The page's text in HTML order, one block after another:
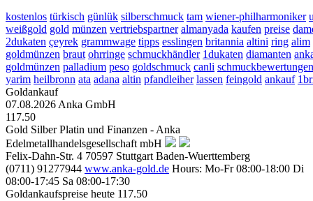
kostenlos türkisch günlük silberschmuck tam wiener-philharmoniker
weißgold gold münzen vertriebspartner almanyada kaufen preise
2dukaten çeyrek grammwage tipps esslingen britannia altini ring alim
goldmünzen braut ohrringe schmuckhändler 1dukaten diamanten
goldmünzen palladium peso goldschmuck canli schmuckbewertungen
yarim heilbronn ata adana altin pfandleiher lassen feingold ankauf
Goldankauf
07.08.2026 Anka GmbH
117.50
Gold Silber Platin und Finanzen - Anka
Edelmetallhandelsgesellschaft mbH
Felix-Dahn-Str. 4 70597 Stuttgart Baden-Wuerttemberg
(0711) 91277944 www.anka-gold.de Hours: Mo-Fr 08:00-18:00 Di
08:00-17:45 Sa 08:00-17:30
Goldankaufspreise heute 117.50